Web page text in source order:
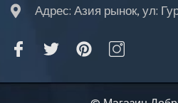
Адрес: Азия рынок, ул: